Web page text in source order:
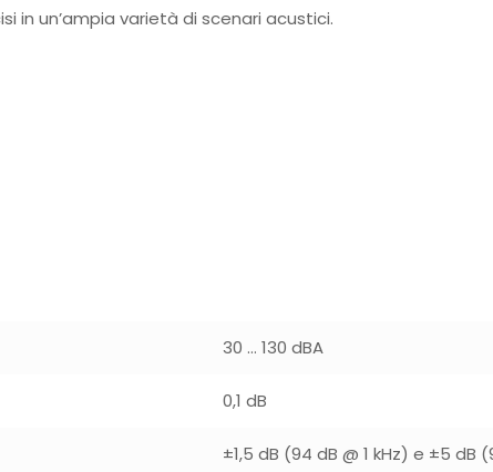
in un’ampia varietà di scenari acustici.
30 … 130 dBA
0,1 dB
±1,5 dB (94 dB @ 1 kHz) e ±5 dB